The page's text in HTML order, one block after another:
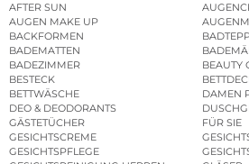
AFTER SUN
AUGEN MAKE UP
BACKFORMEN
BADEMATTEN
BADEZIMMER
BEAUTY
BESTECK
BETTWÄSCHE
DAMEN
DEO & DEODORANTS
GÄSTETÜCHER
FÜR SIE
GESICHTSCREME
GESICHTSPFLEGE